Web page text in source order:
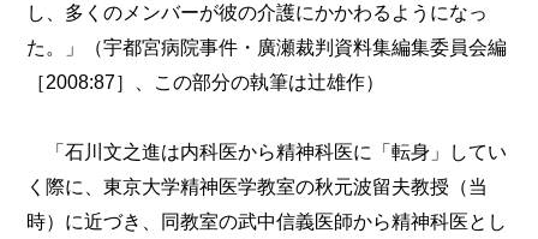
し、多くのメンバーが彼の介護にかかわるようになっ
た。」（宇都宮病院事件・廣瀬裁判資料集編集委員会編
［2008:87］、この部分の執筆は辻雄作）
「石川文之進は内科医から精神科医に「転身」してい
く際に、東京大学精神医学教室の秋元波留夫教授（当
時）に近づき、同教室の武中信義医師から精神科医とし